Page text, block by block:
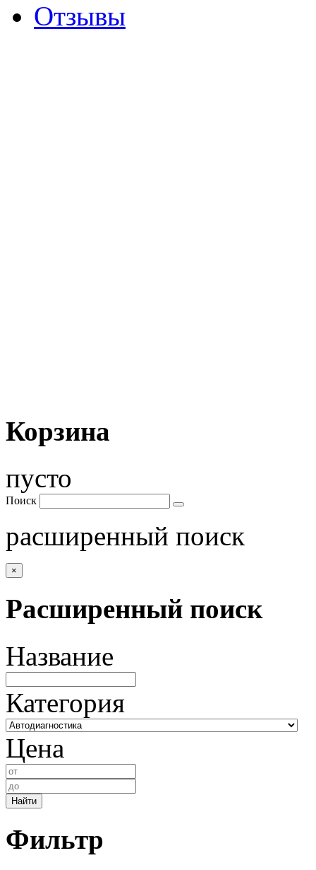
Отзывы
Корзина
пусто
Поиск
расширенный поиск
×
Расширенный поиск
Название
Категория
Цена
Найти
Фильтр